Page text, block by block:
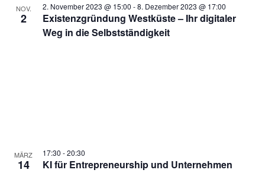
NOV.
2
2. November 2023 @ 15:00 -8. Dezember 2023 @ 17:00
Existenzgründung Westküste – Ihr digitaler
Weg in die Selbstständigkeit
MÄRZ
14
17:30 -20:30
KI für Entrepreneurship und Unternehmen